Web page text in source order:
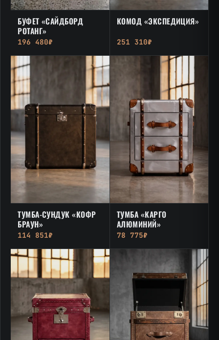
БУФЕТ «САЙДБОРД
РОТАНГ»
196 480₽
КОМОД «ЭКСПЕДИЦИЯ»
251 310₽
ТУМБА-СУНДУК «КОФР
БРАУН»
114 851₽
ТУМБА «КАРГО
АЛЮМИНИЙ»
78 775₽